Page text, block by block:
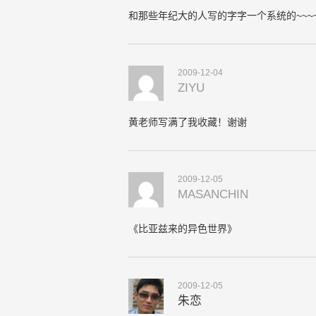
和那些年纪大的人写的字字一个系统的
2009-12-04
ZIYU
黄老师写满了我收藏！谢谢
2009-12-05
MASANCHIN
《比亚兹来的异色世界》
2009-12-05
朱恋